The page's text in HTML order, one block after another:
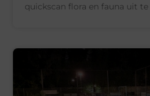
quickscan flora en fauna uit